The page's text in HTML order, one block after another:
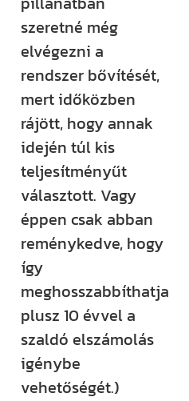
szeretné még
elvégezni a
rendszer bővítését,
mert időközben
rájött, hogy annak
idején túl kis
teljesítményűt
választott. Vagy
éppen csak abban
reménykedve, hogy
így
meghosszabbíthatja
plusz 10 évvel a
szaldó elszámolás
igénybe
vehetőségét.)